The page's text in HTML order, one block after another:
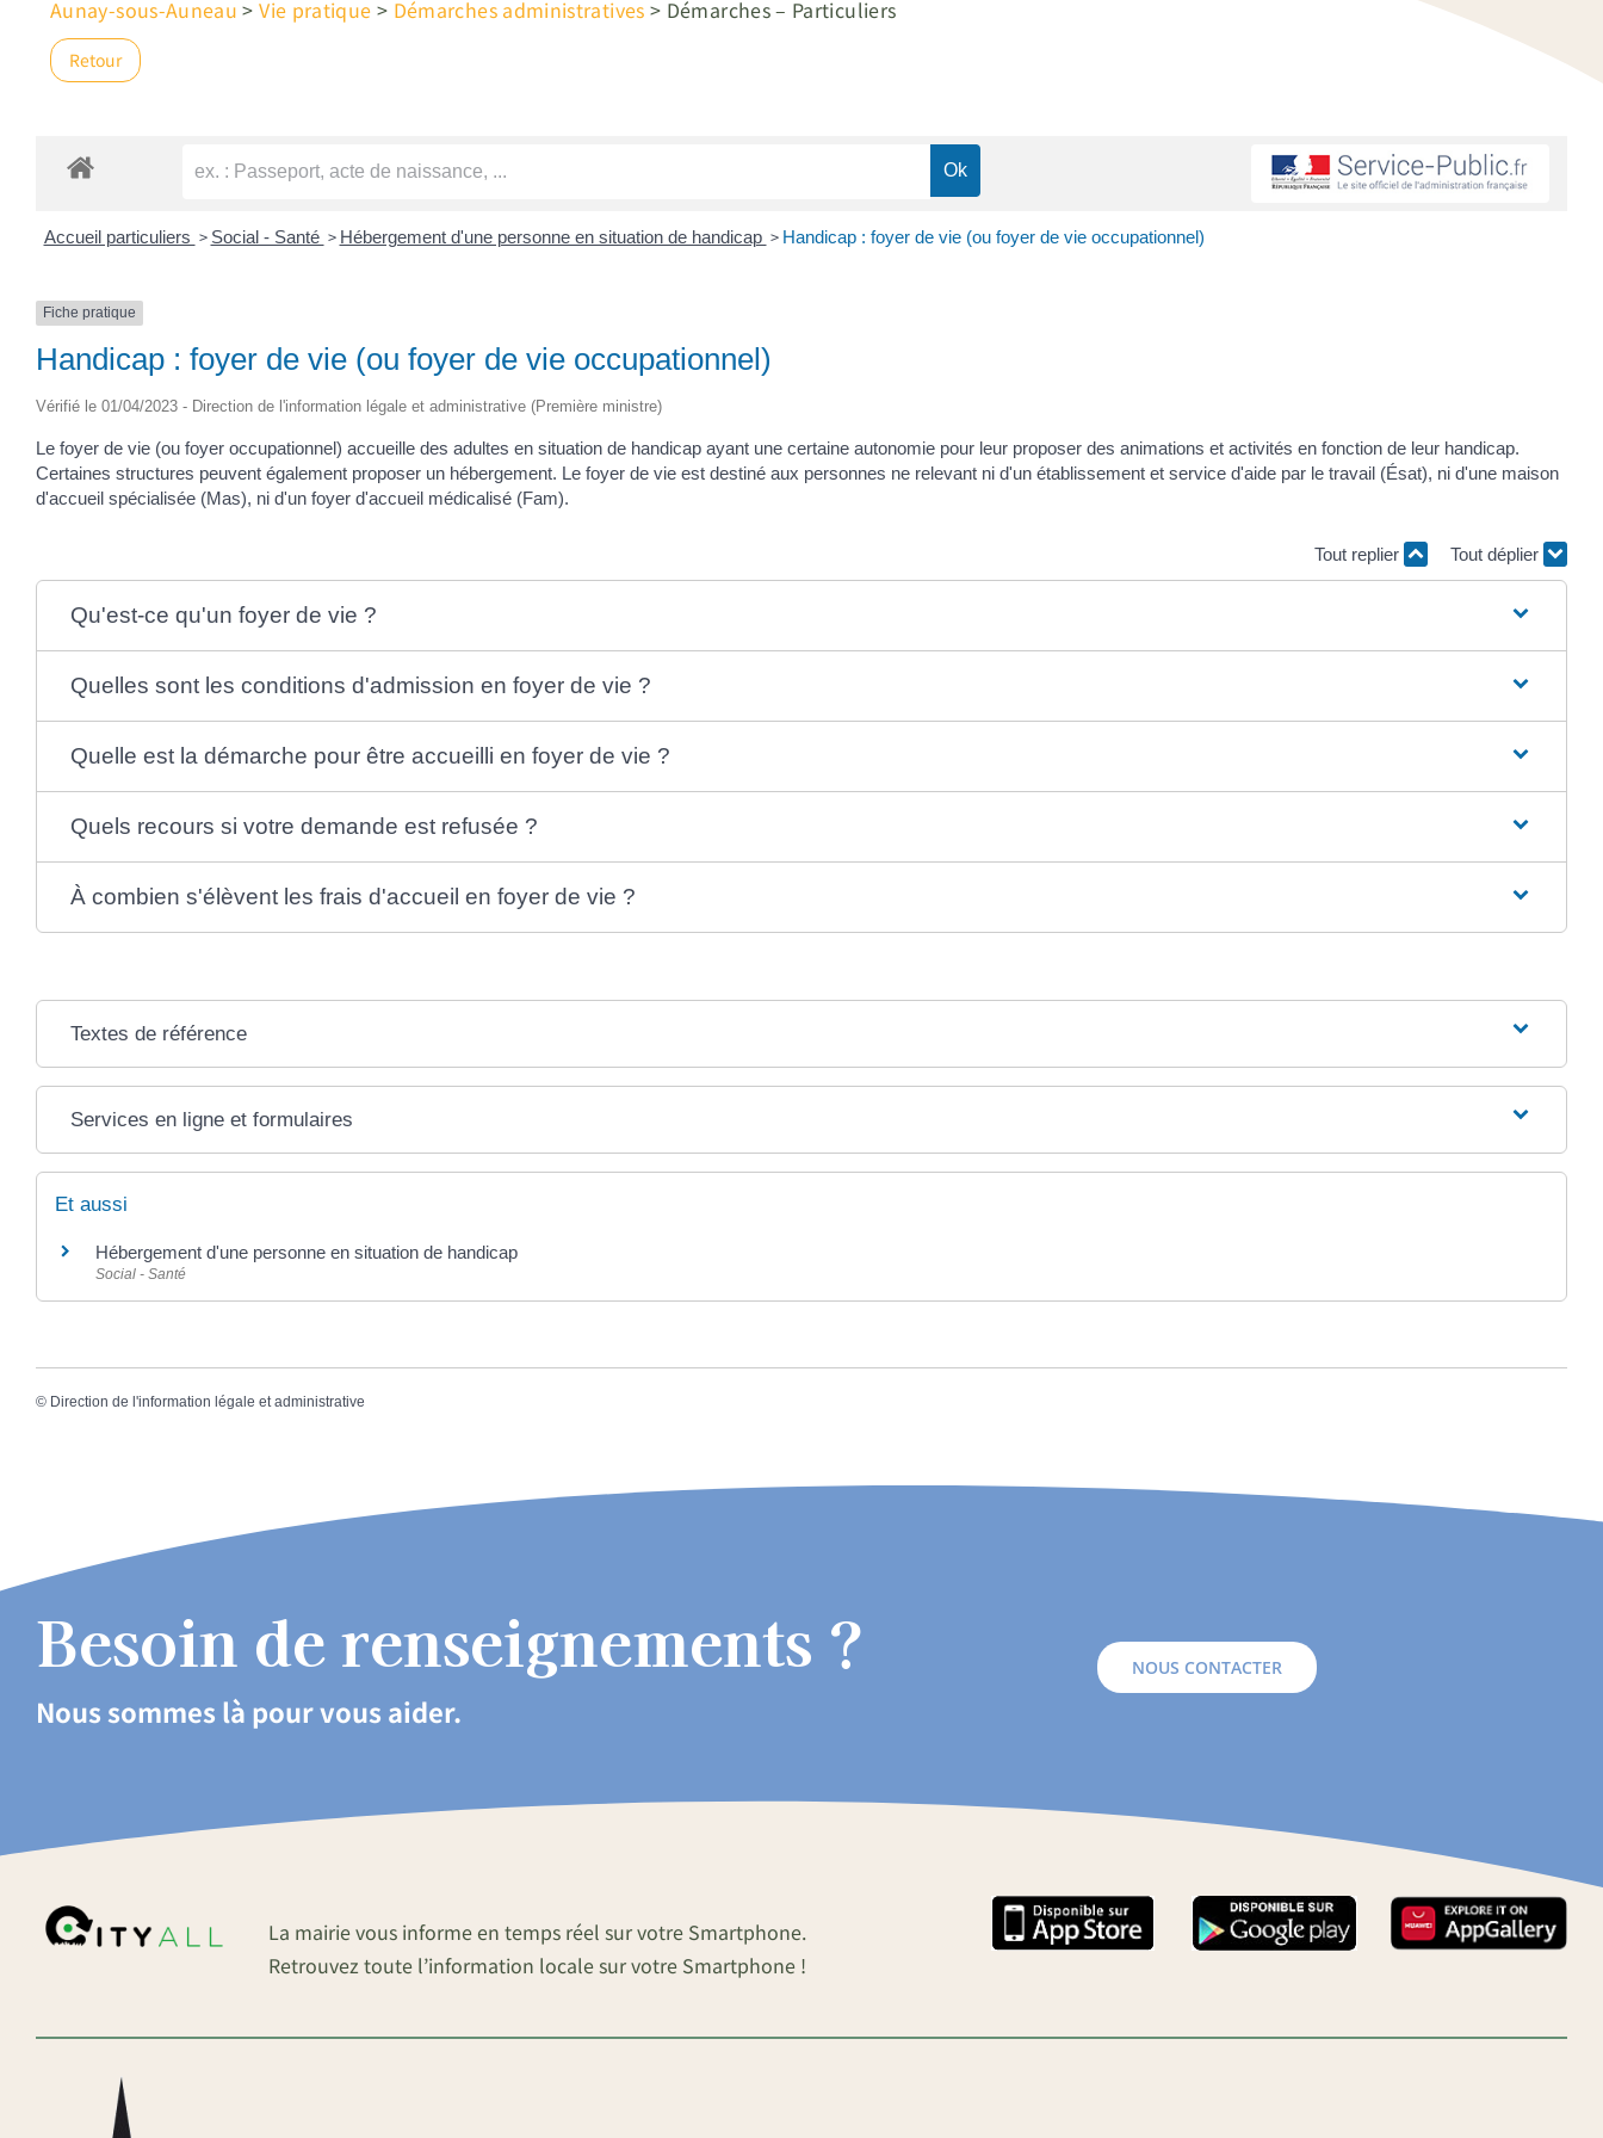
Aunay-sous-Auneau >Vie pratique > Démarches administratives > Démarches – Particuliers
Retour
Accueil particuliers > Social - Santé > Hébergement d'une personne en situation de handicap > Handicap : foyer de vie (ou foyer de vie occupationnel)
Fiche pratique
Handicap : foyer de vie (ou foyer de vie occupationnel)
Vérifié le 01/04/2023 - Direction de l'information légale et administrative (Première ministre)
Le foyer de vie (ou foyer occupationnel) accueille des adultes en situation de handicap ayant une certaine autonomie pour leur proposer des animations et activités en fonction de leur handicap.
Certaines structures peuvent également proposer un hébergement. Le foyer de vie est destiné aux personnes ne relevant ni d'un établissement et service d'aide par le travail (Ésat), ni d'une maison
d'accueil spécialisée (Mas), ni d'un foyer d'accueil médicalisé (Fam).
Tout replier Tout déplier
Qu'est-ce qu'un foyer de vie ?
Quelles sont les conditions d'admission en foyer de vie ?
Quelle est la démarche pour être accueilli en foyer de vie ?
Quels recours si votre demande est refusée ?
À combien s'élèvent les frais d'accueil en foyer de vie ?
Textes de référence
Services en ligne et formulaires
Et aussi
Hébergement d'une personne en situation de handicap
Social - Santé
© Direction de l'information légale et administrative
Besoin de renseignements ?
Nous sommes là pour vous aider.
NOUS CONTACTER
La mairie vous informe en temps réel sur votre Smartphone.
Retrouvez toute l’information locale sur votre Smartphone !